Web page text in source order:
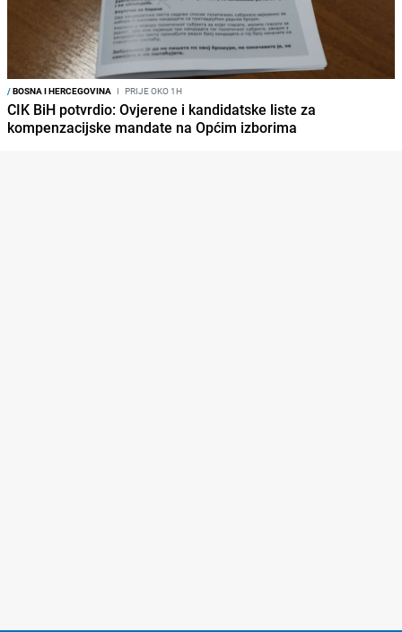
/BOSNA I HERCEGOVINA I PRIJE OKO 1H
CIK BiH potvrdio: Ovjerene i kandidatske liste za
kompenzacijske mandate na Općim izborima